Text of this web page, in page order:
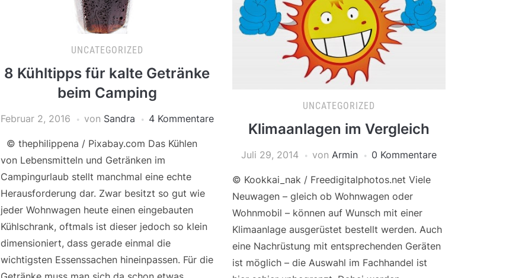
UNCATEGORIZED
8 Kühltipps für kalte Getränke
beim Camping
Februar 2, 2016 von Sandra 4 Kommentare
© thephilippena / Pixabay.com Das Kühlen
von Lebensmitteln und Getränken im
Campingurlaub stellt manchmal eine echte
Herausforderung dar. Zwar besitzt so gut wie
jeder Wohnwagen heute einen eingebauten
Kühlschrank, oftmals ist dieser jedoch so klein
dimensioniert, dass gerade einmal die
wichtigsten Essenssachen hineinpassen. Für die
UNCATEGORIZED
Klimaanlagen im Vergleich
Juli 29, 2014 von Armin 0 Kommentare
© Kookkai_nak / Freedigitalphotos.net Viele
Neuwagen – gleich ob Wohnwagen oder
Wohnmobil – können auf Wunsch mit einer
Klimaanlage ausgerüstet bestellt werden. Auch
eine Nachrüstung mit entsprechenden Geräten
ist möglich – die Auswahl im Fachhandel ist